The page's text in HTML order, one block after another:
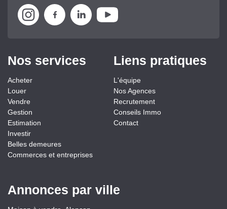
Nos services
Acheter
Louer
Vendre
Gestion
Estimation
Investir
Belles demeures
Commerces et entreprises
Liens pratiques
L'équipe
Nos Agences
Recrutement
Conseils Immo
Contact
Annonces par ville